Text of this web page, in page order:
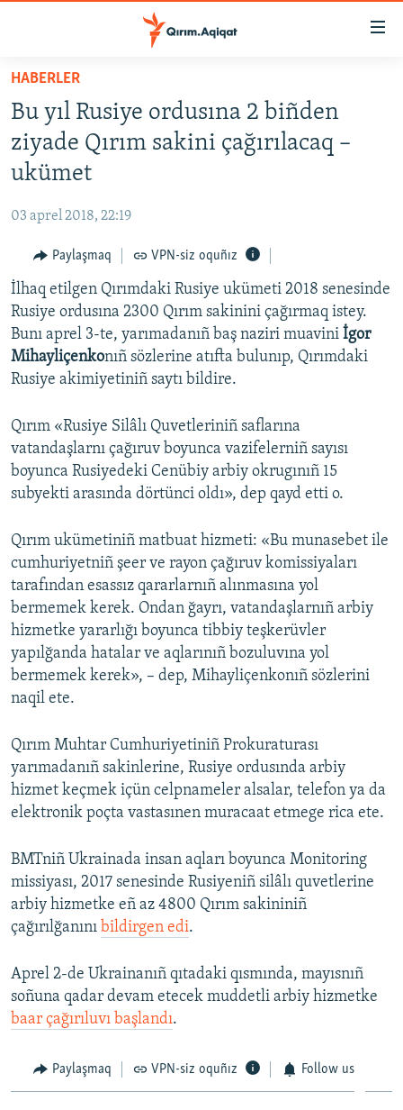
Esas
qaytmaq
Baş
navigatsiyağa
qaytmaq
Qıdıruvğa
qaytmaq
HABERLER
SİYASET
İQTİSADİYAT
MEDENİYET
İNSAN AQLARI
VİDEO
SÜRET
BLOGLAR
FİKİR
Русский
Українською
RFE/RS bütün saytları
HABERLER
Bu yıl Rusiye ordusına 2 biñden
ziyade Qırım sakini çağırılacaq –
ukümet
03 aprel 2018, 22:19
Paylaşmaq VPN-siz oquñız
İlhaq etilgen Qırımdaki Rusiye ukümeti 2018 senesinde
Rusiye ordusına 2300 Qırım sakinini çağırmaq istey.
Bunı aprel 3-te, yarımadanıñ baş naziri muavini İgor
Mihayliçenkonıñ sözlerine atıfta bulunıp, Qırımdaki
Rusiye akimiyetiniñ saytı bildire.
Qırım «Rusiye Silâlı Quvetleriniñ saflarına
vatandaşlarnı çağıruv boyunca vazifelerniñ sayısı
boyunca Rusiyedeki Cenübiy arbiy okrugınıñ 15
subyekti arasında dörtünci oldı», dep qayd etti o.
Qırım ukümetiniñ matbuat hizmeti: «Bu munasebet ile
cumhuriyetniñ şeer ve rayon çağıruv komissiyaları
tarafından esassız qararlarnıñ alınmasına yol
bermemek kerek. Ondan ğayrı, vatandaşlarnıñ arbiy
hizmetke yararlığı boyunca tibbiy teşkerüvler
yapılğanda hatalar ve aqlarınıñ bozuluvına yol
bermemek kerek», – dep, Mihayliçenkonıñ sözlerini
naqil ete.
Qırım Muhtar Cumhuriyetiniñ Prokuraturası
yarımadanıñ sakinlerine, Rusiye ordusında arbiy
hizmet keçmek içün celpnameler alsalar, telefon ya da
elektronik poçta vastasınen muracaat etmege rica ete.
BMTniñ Ukrainada insan aqları boyunca Monitoring
missiyası, 2017 senesinde Rusiyeniñ silâlı quvetlerine
arbiy hizmetke eñ az 4800 Qırım sakininiñ
çağırılğanını bildirgen edi.
Aprel 2-de Ukrainanıñ qıtadaki qısmında, mayısnıñ
soñuna qadar devam etecek muddetli arbiy hizmetke
baar çağırıluvı başlandı.
Paylaşmaq VPN-siz oquñız Follow us